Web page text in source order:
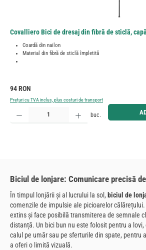
Covalliero Bici de dresaj din fibră de sticlă,
Coardă din nailon
Material din fibră de sticlă împletită
Preț obișnuit:
94 RON
Prețuri cu TVA inclus, plus costuri de transport
Cantitate produs: Introduceți cantitatea dorită sau utilizați
buc.
Biciul de lonjare: Comunicare precisă
În timpul lonjării și al lucrului la sol, biciul de
comenzile de impulsie ale picioarelor
extins și face posibilă transmiterea de semnale
distanță. Un bici bun nu este folosit pentru a
calul pe umăr sau pe sferturile din spate, pentru
a oferi o limită vizuală.